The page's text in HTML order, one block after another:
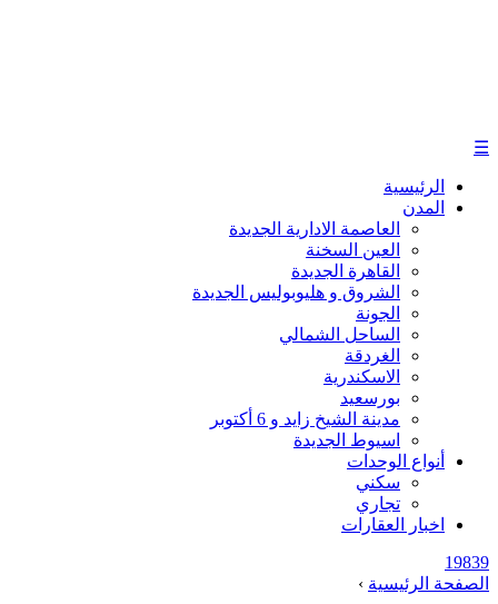
☰
الرئيسية
المدن
العاصمة الادارية الجديدة
العين السخنة
القاهرة الجديدة
الشروق و هليوبوليس الجديدة
الجونة
الساحل الشمالي
الغردقة
الاسكندرية
بورسعيد
مدينة الشيخ زايد و 6 أكتوبر
اسيوط الجديدة
أنواع الوحدات
سكني
تجاري
اخبار العقارات
19839
الصفحة الرئيسية ›